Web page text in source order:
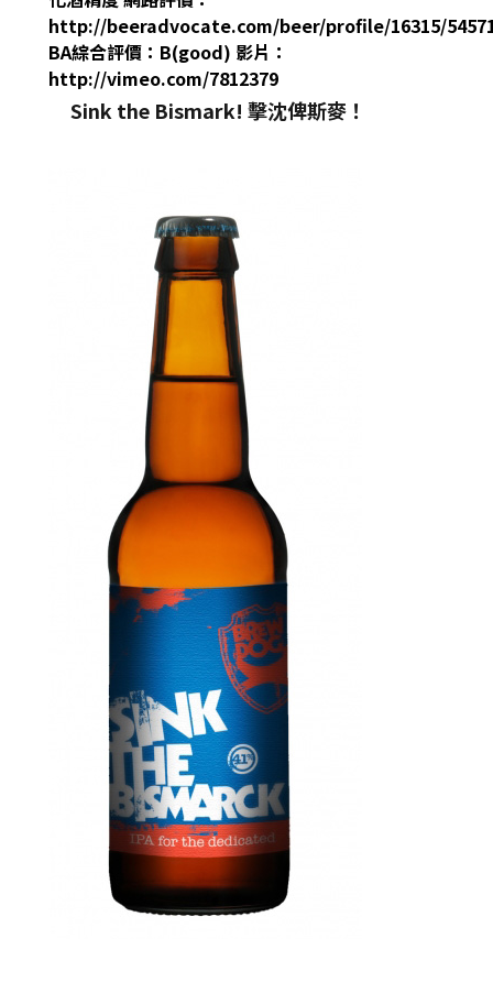
http://beeradvocate.com/beer/profile/16315/
BA綜合評價：B(good) 影片：
http://vimeo.com/7812379
Sink the Bismark! 擊沈俾斯麥！